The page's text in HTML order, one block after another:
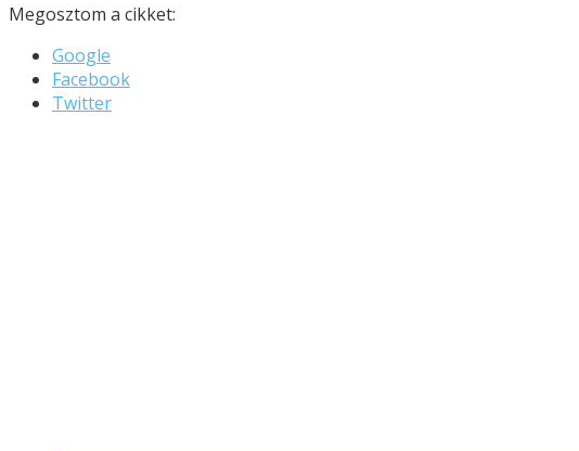
Megosztom a cikket:
Google
Facebook
Twitter